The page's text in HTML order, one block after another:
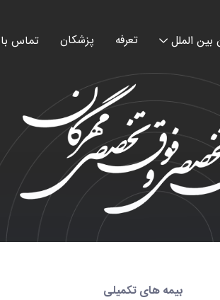
الملل تعرفه پزشکان تماس
بیمه های تکمیلی